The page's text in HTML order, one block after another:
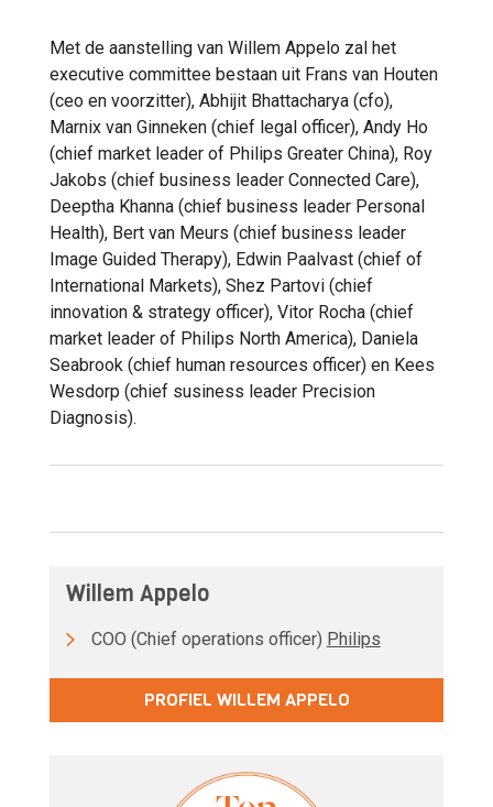
Met de aanstelling van Willem Appelo zal het
executive committee bestaan uit Frans van Houten
(ceo en voorzitter), Abhijit Bhattacharya (cfo),
Marnix van Ginneken (chief legal officer), Andy Ho
(chief market leader of Philips Greater China), Roy
Jakobs (chief business leader Connected Care),
Deeptha Khanna (chief business leader Personal
Health), Bert van Meurs (chief business leader
Image Guided Therapy), Edwin Paalvast (chief of
International Markets), Shez Partovi (chief
innovation & strategy officer), Vitor Rocha (chief
market leader of Philips North America), Daniela
Seabrook (chief human resources officer) en Kees
Wesdorp (chief susiness leader Precision
Diagnosis).
Willem Appelo
COO (Chief operations officer) Philips
PROFIEL WILLEM APPELO